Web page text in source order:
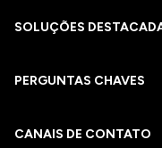
SOLUÇÕES
PERGUNTAS CHAVES​
CANAIS DE CONTATO